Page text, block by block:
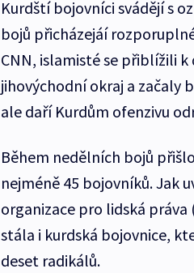
Kurdští bojovníci svádějí s
bojů přicházejáí
CNN, islamisté se přiblížili
jihovýchodní okraj a začaly
ale daří Kurdům ofenzivu
Během nedělních bojů
nejméně 45 bojovníků. Jak
organizace pro lidská
stála i kurdská bojovnice,
deset radikálů.